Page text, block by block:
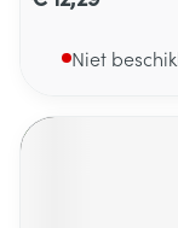
Niet